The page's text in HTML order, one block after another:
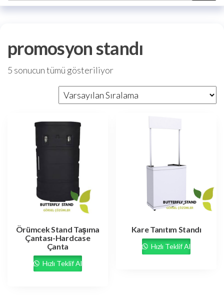
promosyon standı
5 sonucun tümü gösteriliyor
Örümcek Stand Taşıma
Çantası-Hardcase
Çanta
Hızlı Teklif Al
Kare Tanıtım Standı
Hızlı Teklif Al